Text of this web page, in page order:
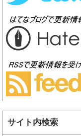
サイト内検索